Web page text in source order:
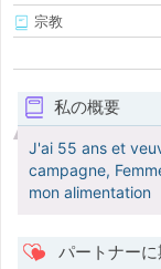
宗教
私の概要
J'ai 55 ans et
campagne,
mon alimentation
パートナー